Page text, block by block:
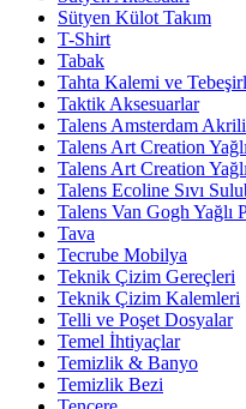
Sütyen Külot Takım
T-Shirt
Tabak
Tahta Kalemi ve
Taktik Aksesuarlar
Talens Amsterdam
Talens Art Creation
Talens Art Creation
Talens Ecoline Sıvı
Talens Van Gogh Yağlı
Tava
Tecrube Mobilya
Teknik Çizim Gereçleri
Teknik Çizim Kalemleri
Telli ve Poşet Dosyalar
Temel İhtiyaçlar
Temizlik & Banyo
Temizlik Bezi